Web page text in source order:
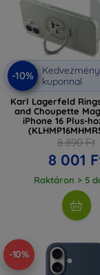
-10%
Kedvezmény
kuponnal
Karl Lagerfeld
and Choupette
iPhone 16 Plus-
8 890 Ft
8 001
Raktáron > 5
-10%